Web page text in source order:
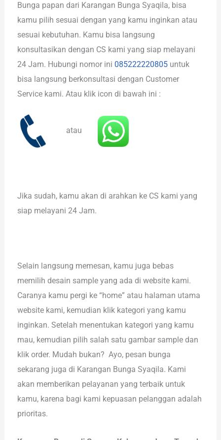
Bunga papan dari Karangan Bunga Syaqila, bisa
kamu pilih sesuai dengan yang kamu inginkan atau
sesuai kebutuhan. Kamu bisa langsung
konsultasikan dengan CS kami yang siap melayani
24 Jam. Hubungi nomor ini 085222220805 untuk
bisa langsung berkonsultasi dengan Customer
Service kami. Atau klik icon di bawah ini :
atau
Jika sudah, kamu akan di arahkan ke CS kami yang
siap melayani 24 Jam.
Selain langsung memesan, kamu juga bebas
memilih desain sample yang ada di website kami.
Caranya kamu pergi ke “home” atau halaman utama
website kami, kemudian klik kategori yang kamu
inginkan. Setelah menentukan kategori yang kamu
mau, kemudian pilih salah satu gambar sample dan
klik order. Mudah bukan? Ayo, pesan bunga
sekarang juga di Karangan Bunga Syaqila. Kami
akan memberikan pelayanan yang terbaik untuk
kamu, karena bagi kami kepuasan pelanggan adalah
prioritas.